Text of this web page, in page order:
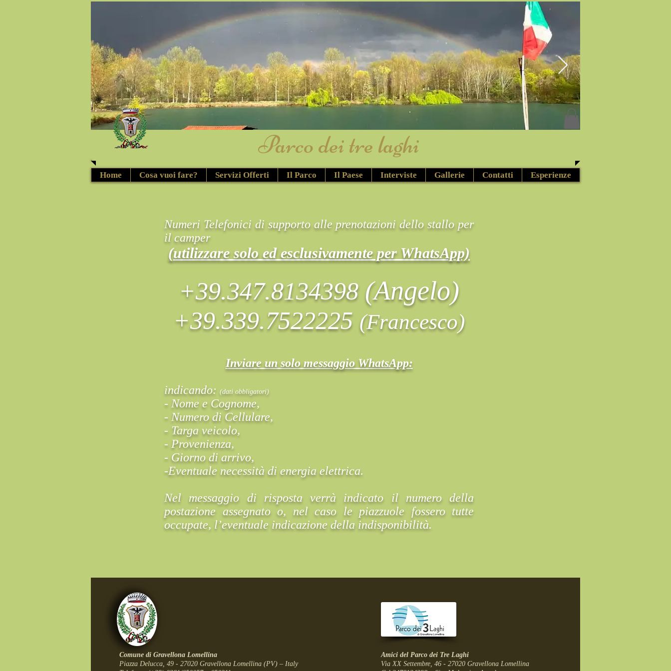
​Parco dei tre laghi
Home Cosa vuoi fare? Servizi Offerti Il Parco Il Paese Interviste Gallerie Contatti Esperienze
Numeri Telefonici di supporto alle prenotazioni dello stallo per
il camper
(utilizzare solo ed esclusivamente per WhatsApp)
+39.347.8134398 (Angelo)
+39.339.7522225 (Francesco)
Inviare un solo messaggio WhatsApp:
indicando: (dati obbligatori)
- Nome e Cognome,
- Numero di Cellulare,
- Targa veicolo,
- Provenienza,
- Giorno di arrivo,
-Eventuale necessità di energia elettrica.
Nel messaggio di risposta verrà indicato il numero della
postazione assegnato o, nel caso le piazzuole fossero tutte
occupate, l’eventuale indicazione della indisponibilità.
Comune di Gravellona Lomellina
Piazza Delucca, 49 - 27020 Gravellona Lomellina (PV) – Italy
Amici del Parco dei Tre Laghi
Via XX Settembre, 46 - 27020 Gravellona Lomellina